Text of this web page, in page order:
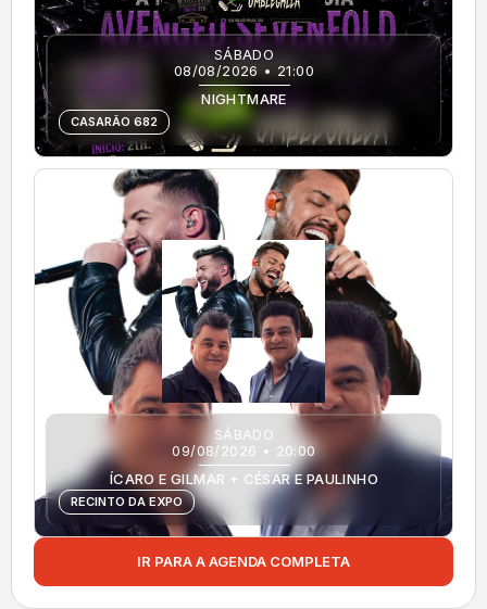
SÁBADO
08/08/2026 • 21:00
NIGHTMARE
CASARÃO 682
SÁBADO
09/08/2026 • 20:00
ÍCARO E GILMAR + CÉSAR E PAULINHO
RECINTO DA EXPO
IR PARA A AGENDA COMPLETA